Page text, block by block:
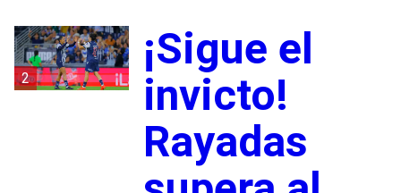
2
¡Sigue el
invicto!
Rayadas